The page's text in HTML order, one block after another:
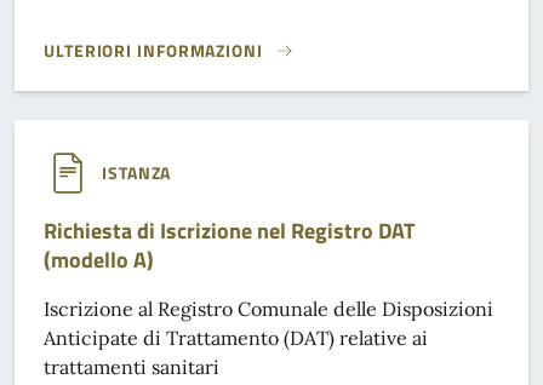
ULTERIORI INFORMAZIONI
SCHEMA DI IMPOSTAZIONE DI DAT}
ISTANZA
Richiesta di Iscrizione nel Registro DAT
(modello A)
Iscrizione al Registro Comunale delle Disposizioni
Anticipate di Trattamento (DAT) relative ai
trattamenti sanitari